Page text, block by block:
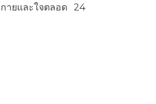
ายและใจตลอด 24